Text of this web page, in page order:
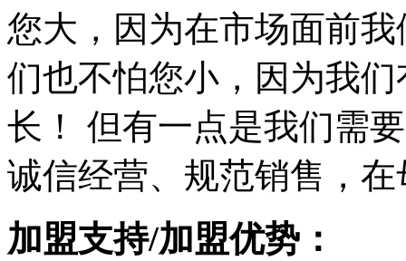
您大，因为在市场面前
们也不怕您小，因为我
长！ 但有一点是我们需
诚信经营、规范销售，
加盟支持/加盟优势：